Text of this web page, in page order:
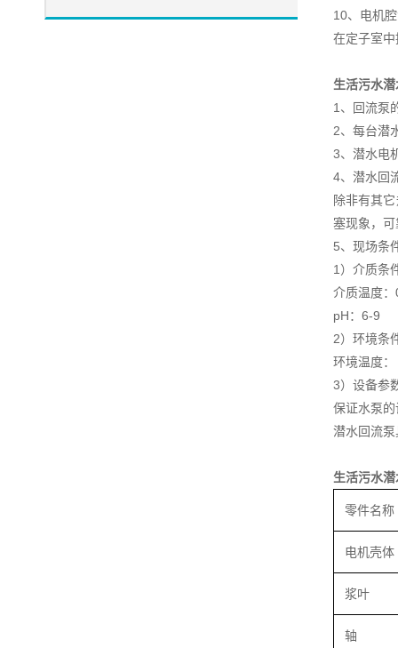
10、电机
在定子室
生活污水
1、回流泵
2、每台潜
3、潜水电
4、潜水回
除非有其
塞现象，
5、现场条
1）介质条
介质温度
pH：6-9
2）环境条
环境温度
3）设备参
保证水泵
潜水回流
生活污水
零件名称
电机壳体
浆叶
轴